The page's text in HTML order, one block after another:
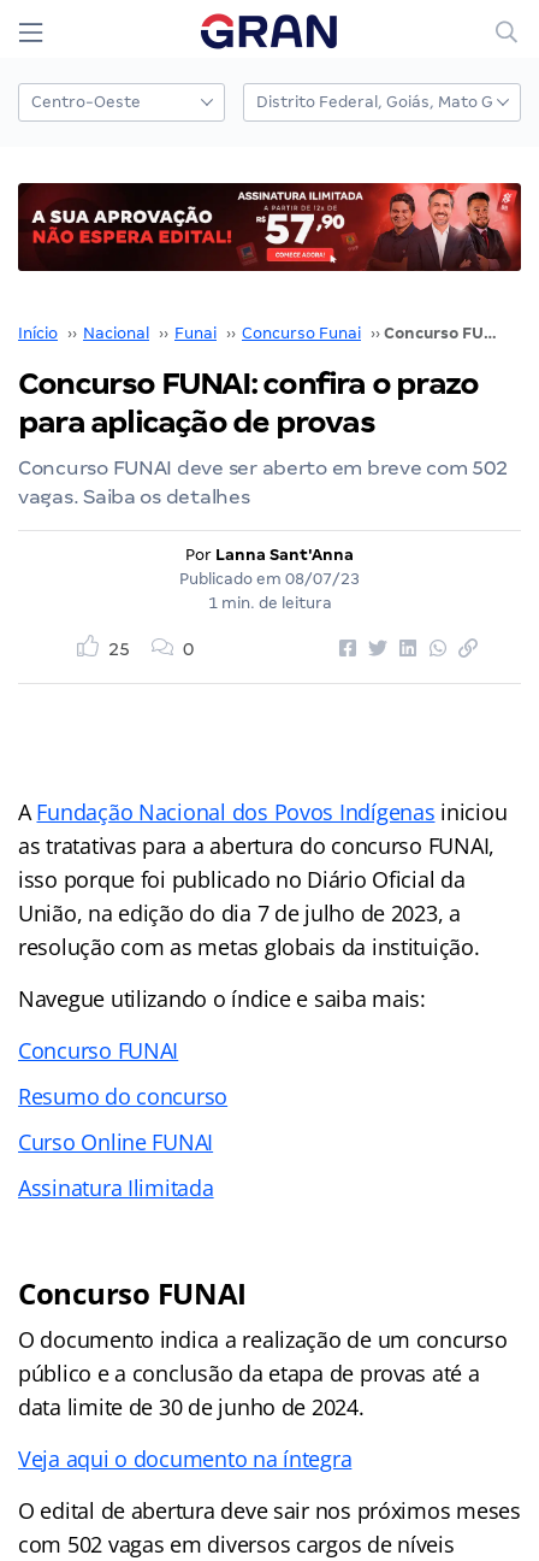
Início ›› Nacional ›› Funai ›› Concurso Funai ›› Concurso FUNAI: confira o prazo para aplicação de provas
Concurso FUNAI: confira o prazo
para aplicação de provas
Concurso FUNAI deve ser aberto em breve com 502
vagas. Saiba os detalhes
Por Lanna Sant'Anna
Publicado em 08/07/23
1 min. de leitura
25 0
AFundação Nacional dos Povos Indígenas iniciou
as tratativas para a abertura do concurso FUNAI,
isso porque foi publicado no Diário Oficial da
União, na edição do dia 7 de julho de 2023, a
resolução com as metas globais da instituição.
Navegue utilizando o índice e saiba mais:
Concurso FUNAI
Resumo do concurso
Curso Online FUNAI
Assinatura Ilimitada
Concurso FUNAI
O documento indica a realização de um concurso
público e a conclusão da etapa de provas até a
data limite de 30 de junho de 2024.
Veja aqui o documento na íntegra
O edital de abertura deve sair nos próximos meses
com 502 vagas em diversos cargos de níveis